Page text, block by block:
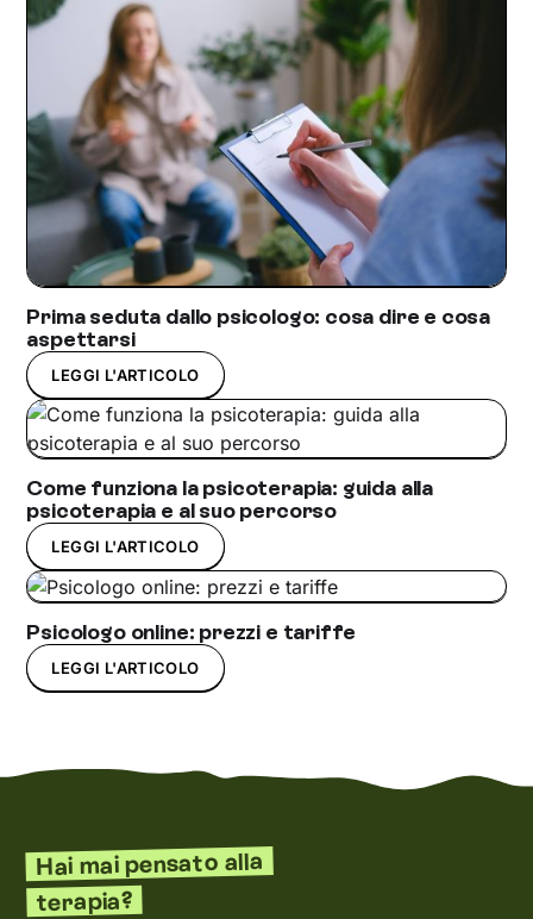
Prima seduta dallo psicologo: cosa dire e cosa
aspettarsi
LEGGI L'ARTICOLO
Come funziona la psicoterapia: guida alla
psicoterapia e al suo percorso
LEGGI L'ARTICOLO
Psicologo online: prezzi e tariffe
LEGGI L'ARTICOLO
Hai mai pensato alla
terapia?